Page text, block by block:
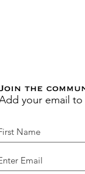
the
your email